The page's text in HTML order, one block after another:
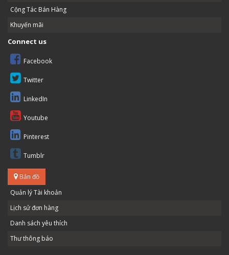
Cộng Tác Bán Hàng
Khuyến mãi
Connect us
Facebook
Twitter
LinkedIn
Youtube
Pinterest
Tumblr
Bản đồ
Quản lý Tài khoản
Lịch sử đơn hàng
Danh sách yêu thích
Thư thông báo